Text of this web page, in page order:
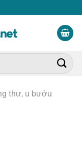
thư, u bướu